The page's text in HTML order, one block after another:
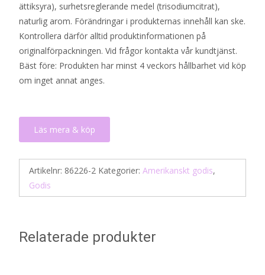
ättiksyra), surhetsreglerande medel (trisodiumcitrat),
naturlig arom. Förändringar i produkternas innehåll kan ske.
Kontrollera därför alltid produktinformationen på
originalförpackningen. Vid frågor kontakta vår kundtjänst.
Bäst före: Produkten har minst 4 veckors hållbarhet vid köp
om inget annat anges.
Läs mera & köp
Artikelnr: 86226-2 Kategorier: Amerikanskt godis,
Godis
Relaterade produkter